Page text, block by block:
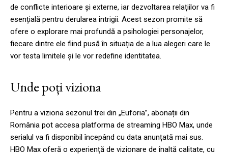
de conflicte interioare și externe, iar dezvoltarea relațiilor va fi
esențială pentru derularea intrigii. Acest sezon promite să
ofere o explorare mai profundă a psihologiei personajelor,
fiecare dintre ele fiind pusă în situația de a lua alegeri care le
vor testa limitele și le vor redefine identitatea.
Unde poți viziona
Pentru a viziona sezonul trei din „Euforia”, abonații din
România pot accesa platforma de streaming HBO Max, unde
serialul va fi disponibil începând cu data anunțată mai sus.
HBO Max oferă o experiență de vizionare de înaltă calitate, cu